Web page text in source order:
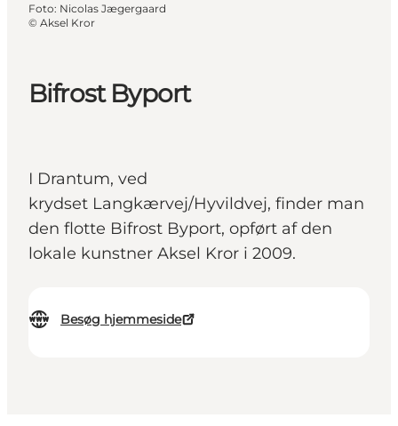
Bifrost Byport
I Drantum, ved
krydset Langkærvej/Hyvildvej, finder man
den flotte Bifrost Byport, opført af den
lokale kunstner Aksel Kror i 2009.
Besøg hjemmeside
Foto: Nicolas Jægergaard
© Aksel Kror